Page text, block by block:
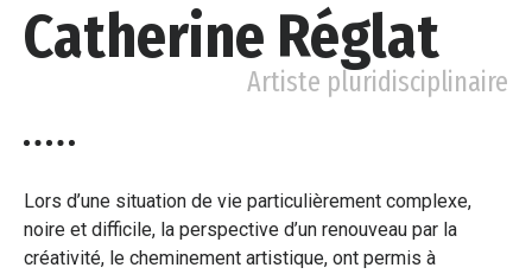
Catherine Réglat
Artiste pluridisciplinaire
Lors d’une situation de vie particulièrement complexe,
noire et difficile, la perspective d’un renouveau par la
créativité, le cheminement artistique, ont permis à